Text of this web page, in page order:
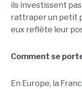
ils investissent
rattraper un petit
eux reflète leur
Comment se
En Europe, la